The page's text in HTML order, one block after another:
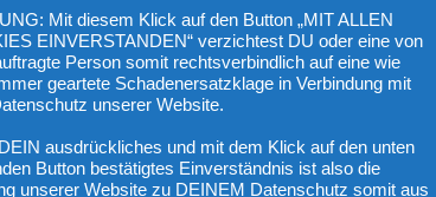
All das scheint diese kaltherzige
die fehlende Sensibilität von Schwarz-Grün.
ÖVP-Minister Brunner und Kocher mit Blick auf die
nichts anderes als der Versuch, die gescheiterte
Mit diesem Klick auf den Button „MIT ALLEN
EINVERSTANDEN“ verzichtest DU oder eine von
Person somit rechtsverbindlich auf eine wie
geartete Schadenersatzklage in Verbindung mit
unserer Website.
ausdrückliches und mit dem Klick auf den unten
Button bestätigtes Einverständnis ist also die
unserer Website zu DEINEM Datenschutz somit aus